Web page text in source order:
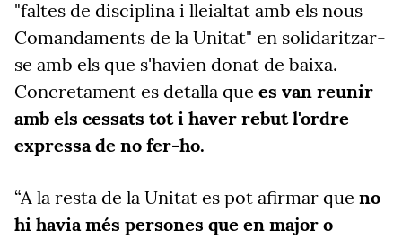
"faltes de disciplina i lleialtat amb els nous
Comandaments de la Unitat" en solidaritzar-
se amb els que s'havien donat de baixa.
Concretament es detalla que es van reunir
amb els cessats tot i haver rebut l'ordre
expressa de no fer-ho.
“A la resta de la Unitat es pot afirmar que no
hi havia més persones que en major o